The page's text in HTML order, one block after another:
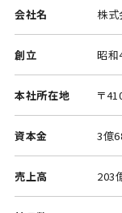
会社名 株式
創立 昭和
本社所在地 〒
資本金 3億
売上高 203